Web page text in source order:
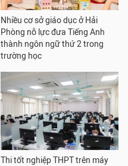
Nhiều cơ sở giáo dục ở Hải
Phòng nỗ lực đưa Tiếng Anh
thành ngôn ngữ thứ 2 trong
trường học
Thi tốt nghiệp THPT trên máy